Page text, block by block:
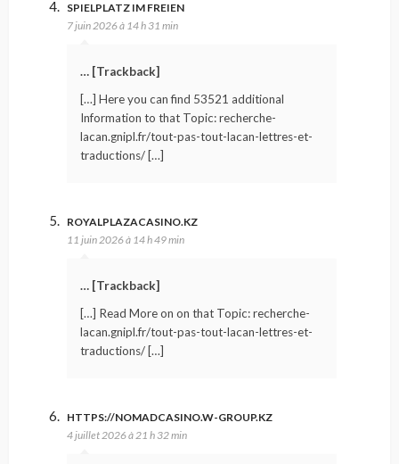
SPIELPLATZ IM FREIEN
7 juin 2026 à 14 h 31 min
… [Trackback]
[…] Here you can find 53521 additional
Information to that Topic: recherche-
lacan.gnipl.fr/tout-pas-tout-lacan-lettres-et-
traductions/ […]
ROYALPLAZACASINO.KZ
11 juin 2026 à 14 h 49 min
… [Trackback]
[…] Read More on on that Topic: recherche-
lacan.gnipl.fr/tout-pas-tout-lacan-lettres-et-
traductions/ […]
HTTPS://NOMADCASINO.W-GROUP.KZ
4 juillet 2026 à 21 h 32 min